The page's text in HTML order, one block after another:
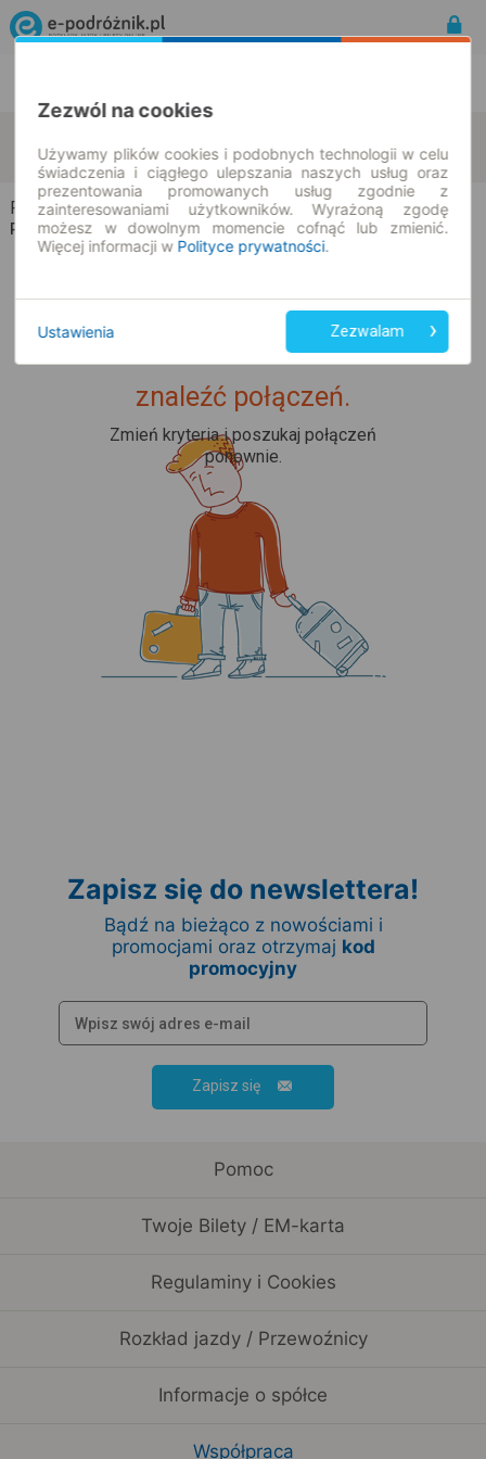
10.08.2026 | -- : --
zmień kryteria
Radzików-Stopki → Pióry Wielkie
Rozkład jazdy i bilety
Upss... Nie udało nam się
znaleźć połączeń.
Zmień kryteria i poszukaj połączeń
ponownie.
Zapisz się do newslettera!
Bądź na bieżąco z nowościami i
promocjami oraz otrzymaj kod
promocyjny
Zapisz się
Pomoc
Twoje Bilety / EM-karta
Regulaminy i Cookies
Rozkład jazdy / Przewoźnicy
Informacje o spółce
Współpraca
Zezwól na cookies
Używamy plików cookies i podobnych technologii w celu
świadczenia i ciągłego ulepszania naszych usług oraz
prezentowania promowanych usług zgodnie z
zainteresowaniami użytkowników. Wyrażoną zgodę
możesz w dowolnym momencie cofnąć lub zmienić.
Więcej informacji w Polityce prywatności.
Ustawienia Zezwalam